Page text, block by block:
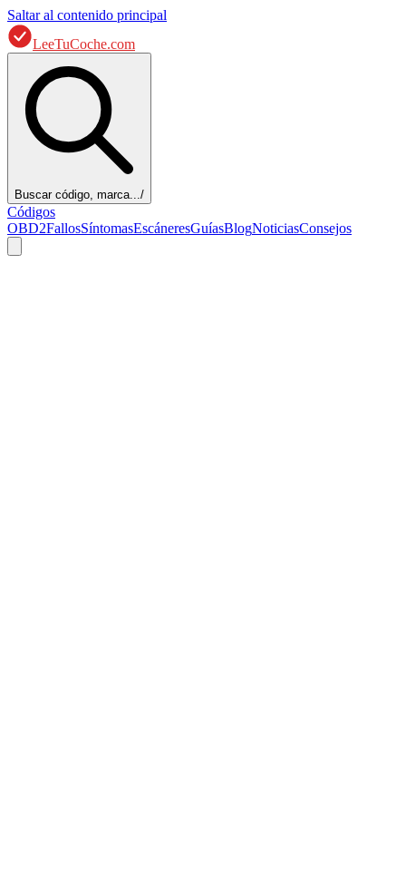
Saltar al contenido principal
LeeTuCoche.com
Buscar código, marca.../
Códigos
OBD2FallosSíntomasEscáneresGuíasBlogNoticiasConsejos